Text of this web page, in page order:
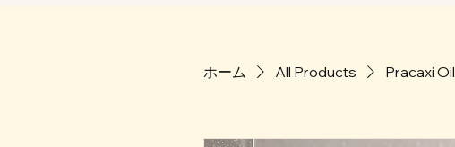
ホーム All Products Pracaxi Oil